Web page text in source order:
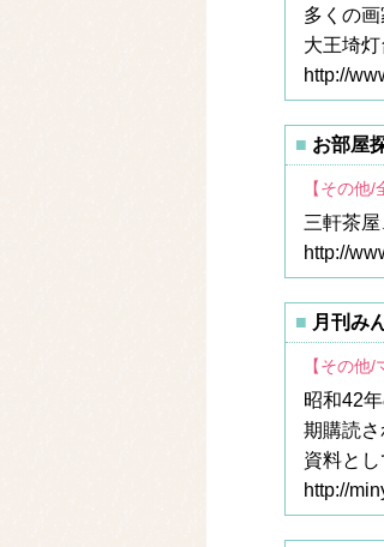
多くの
大王埼
http://
お部屋
【その他
三軒茶
http://
月刊み
【その他
昭和42
期購読
資料とし
http://